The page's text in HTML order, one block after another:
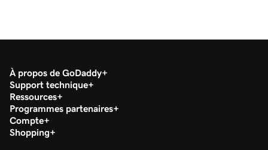
À propos de GoDaddy
Support technique
Ressources
Programmes partenaires
Compte
Shopping